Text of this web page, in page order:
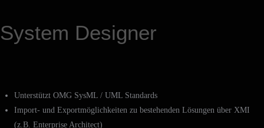
System Designer
Unterstützt OMG SysML / UML Standards
Import- und Exportmöglichkeiten zu bestehenden Lösungen über XMI
(z.B. Enterprise Architect)